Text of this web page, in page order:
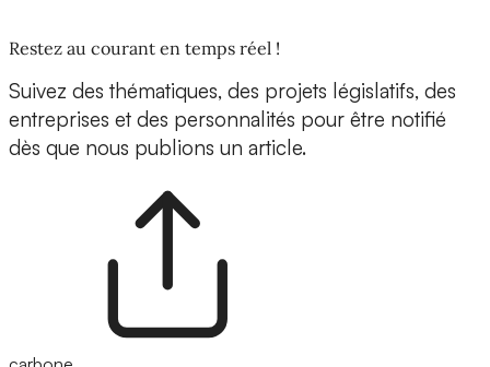
Restez au courant en temps réel !
Suivez des thématiques, des projets législatifs, des
entreprises et des personnalités pour être notifié
dès que nous publions un article.